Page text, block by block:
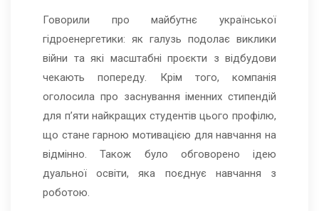
Говорили про майбутнє української
гідроенергетики: як галузь подолає виклики
війни та які масштабні проєкти з відбудови
чекають попереду. Крім того, компанія
оголосила про заснування іменних стипендій
для п’яти найкращих студентів цього профілю,
що стане гарною мотивацією для навчання на
відмінно. Також було обговорено ідею
дуальної освіти, яка поєднує навчання з
роботою.